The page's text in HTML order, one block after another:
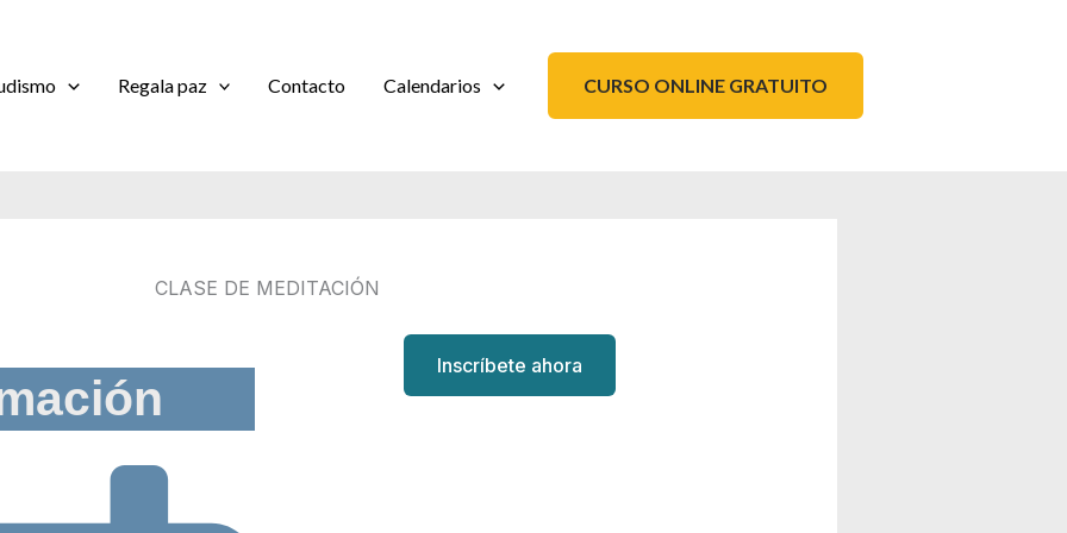
Regala paz Contacto Calendarios CURSO ONLINE GRATUITO
CLASE DE MEDITACIÓN
Inscríbete ahora